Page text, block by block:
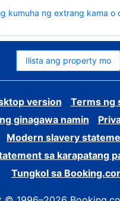
kumuha ng extrang kama o
Ilista ang property mo
version
Terms ng
ginagawa namin
Modern slavery
sa karapatang
Tungkol sa